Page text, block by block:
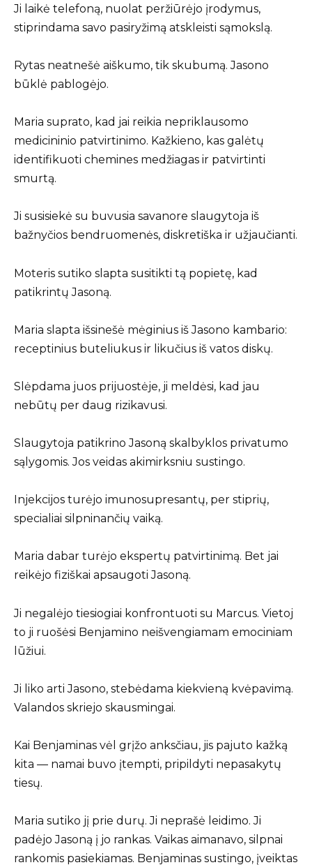
Ji laikė telefoną, nuolat peržiūrėjo įrodymus,
stiprindama savo pasiryžimą atskleisti sąmokslą.
Rytas neatnešė aiškumo, tik skubumą. Jasono
būklė pablogėjo.
Maria suprato, kad jai reikia nepriklausomo
medicininio patvirtinimo. Kažkieno, kas galėtų
identifikuoti chemines medžiagas ir patvirtinti
smurtą.
Ji susisiekė su buvusia savanore slaugytoja iš
bažnyčios bendruomenės, diskretiška ir užjaučianti.
Moteris sutiko slapta susitikti tą popietę, kad
patikrintų Jasoną.
Maria slapta išsinešė mėginius iš Jasono kambario:
receptinius buteliukus ir likučius iš vatos diskų.
Slėpdama juos prijuostėje, ji meldėsi, kad jau
nebūtų per daug rizikavusi.
Slaugytoja patikrino Jasoną skalbyklos privatumo
sąlygomis. Jos veidas akimirksniu sustingo.
Injekcijos turėjo imunosupresantų, per stiprių,
specialiai silpninančių vaiką.
Maria dabar turėjo ekspertų patvirtinimą. Bet jai
reikėjo fiziškai apsaugoti Jasoną.
Ji negalėjo tiesiogiai konfrontuoti su Marcus. Vietoj
to ji ruošėsi Benjamino neišvengiamam emociniam
lūžiui.
Ji liko arti Jasono, stebėdama kiekvieną kvėpavimą.
Valandos skriejo skausmingai.
Kai Benjaminas vėl grįžo anksčiau, jis pajuto kažką
kita — namai buvo įtempti, pripildyti nepasakytų
tiesų.
Maria sutiko jį prie durų. Ji neprašė leidimo. Ji
padėjo Jasoną į jo rankas. Vaikas aimanavo, silpnai
rankomis pasiekiamas. Benjaminas sustingo, įveiktas